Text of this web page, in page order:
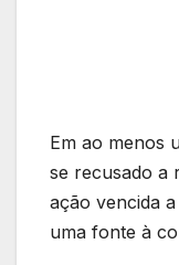
Em ao menos
se recusado a
ação vencida
uma fonte à